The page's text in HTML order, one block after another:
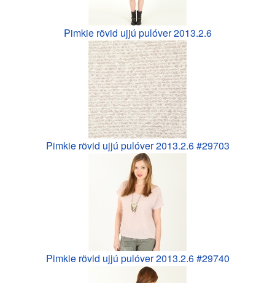
Pimkie rövid ujjú pulóver 2013.2.6
Pimkie rövid ujjú pulóver 2013.2.6 #29703
Pimkie rövid ujjú pulóver 2013.2.6 #29740